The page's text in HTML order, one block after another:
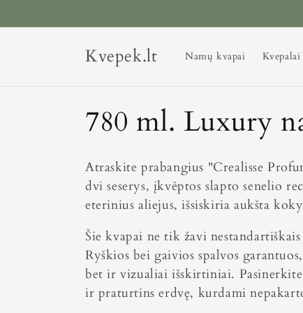
Kvepek.lt Namų kvapai Kvepalai
K
o
l
e
k
c
780 ml. Luxury
Atraskite prabangius "Crealisse
dvi seserys, įkvėptos slapto senelio
eterinius aliejus, išsiskiria aukšta
Šie kvapai ne tik žavi
Ryškios bei gaivios spalvos
bet ir vizualiai išskirtiniai.
ir praturtins erdvę, kurdami